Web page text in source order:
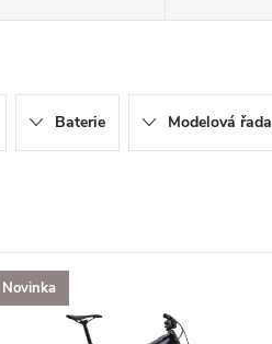
Baterie Modelová řada
Novinka